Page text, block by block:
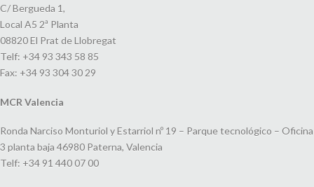
C/ Bergueda 1,
Local A5 2ª Planta
08820 El Prat de Llobregat
Telf: +34 93 343 58 85
Fax: +34 93 304 30 29
MCR Valencia
Ronda Narciso Monturiol y Estarriol nº 19 – Parque tecnológico – Oficina
3 planta baja 46980 Paterna, Valencia
Telf: +34 91 440 07 00